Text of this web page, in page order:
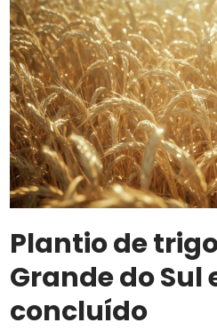
Plantio de
Grande do Sul
concluído